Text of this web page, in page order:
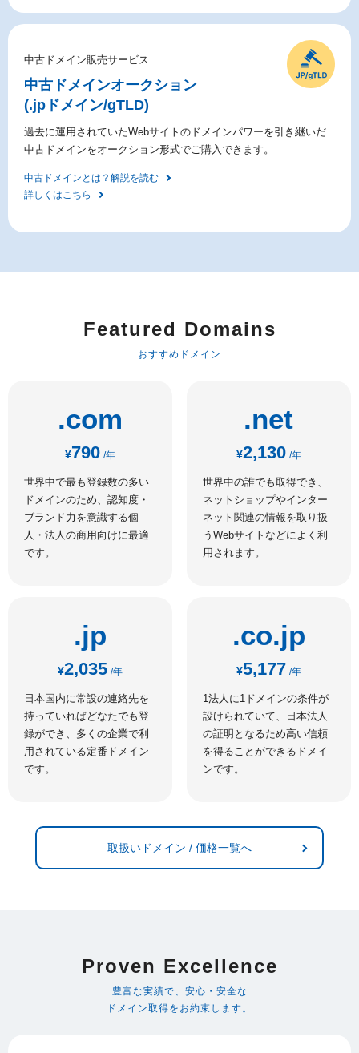
中古ドメイン販売サービス
中古ドメインオークション
(.jpドメイン/gTLD)
過去に運用されていたWebサイトのドメインパワーを引き継いだ
中古ドメインをオークション形式でご購入できます。
中古ドメインとは？解説を読む
詳しくはこちら
Featured Domains
おすすめドメイン
.com
¥790 /年
世界中で最も登録数の多い
ドメインのため、認知度・
ブランド力を意識する個
人・法人の商用向けに最適
です。
.net
¥2,130 /年
世界中の誰でも取得でき、
ネットショップやインター
ネット関連の情報を取り扱
うWebサイトなどによく利
用されます。
.jp
¥2,035 /年
日本国内に常設の連絡先を
持っていればどなたでも登
録ができ、多くの企業で利
用されている定番ドメイン
です。
.co.jp
¥5,177 /年
1法人に1ドメインの条件が
設けられていて、日本法人
の証明となるため高い信頼
を得ることができるドメイ
ンです。
取扱いドメイン / 価格一覧へ
Proven Excellence
豊富な実績で、安心・安全な
ドメイン取得をお約束します。